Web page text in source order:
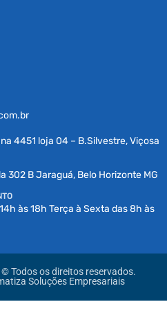
4451 loja 04 – B.Silvestre, Viçosa
302 B Jaraguá, Belo Horizonte MG
às 18h Terça à Sexta das 8h às
Todos os direitos reservados.
Soluções Empresariais